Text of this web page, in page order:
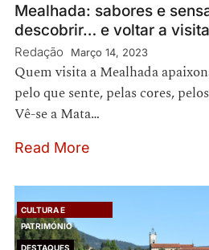
Mealhada: sabores e
descobrir… e voltar a
Redação Março 14, 2023
Quem visita a Mealhada
pelo que sente, pelas cores,
Vê-se a Mata…
Read More
CULTURA E
PATRIMÓNIO
DESTAQUES